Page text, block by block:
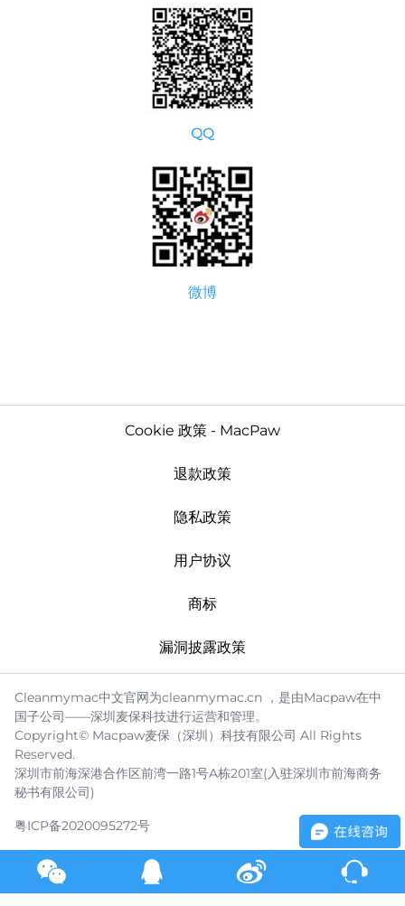
QQ
微博
Cookie 政策 - MacPaw
退款政策
隐私政策
用户协议
商标
漏洞披露政策
Cleanmymac中文官网为cleanmymac.cn ，是由Macpaw在中
国子公司——深圳麦保科技进行运营和管理。
Copyright© Macpaw麦保（深圳）科技有限公司 All Rights
Reserved.
深圳市前海深港合作区前湾一路1号A栋201室(入驻深圳市前海商务
秘书有限公司)
粤ICP备2020095272号